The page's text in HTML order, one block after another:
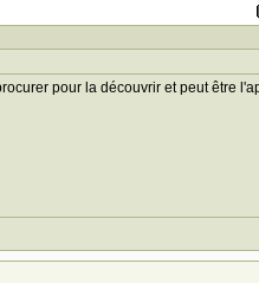
pour la découvrir et peut être